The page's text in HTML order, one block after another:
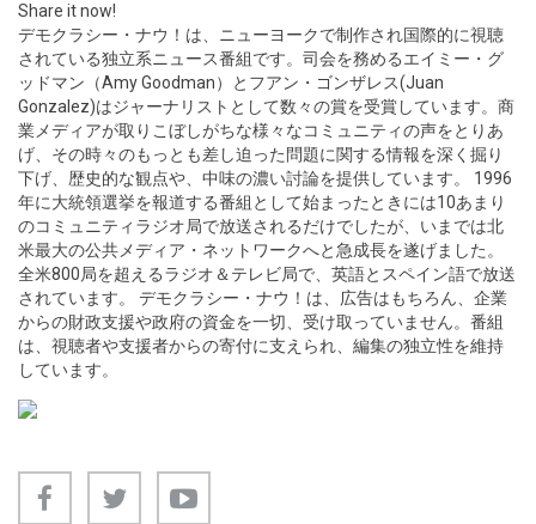
Share it now!
デモクラシー・ナウ！は、ニューヨークで制作され国際的に視聴
されている独立系ニュース番組です。司会を務めるエイミー・グ
ッドマン（Amy Goodman）とフアン・ゴンザレス(Juan
Gonzalez)はジャーナリストとして数々の賞を受賞しています。商
業メディアが取りこぼしがちな様々なコミュニティの声をとりあ
げ、その時々のもっとも差し迫った問題に関する情報を深く掘り
下げ、歴史的な観点や、中味の濃い討論を提供しています。 1996
年に大統領選挙を報道する番組として始まったときには10あまり
のコミュニティラジオ局で放送されるだけでしたが、いまでは北
米最大の公共メディア・ネットワークへと急成長を遂げました。
全米800局を超えるラジオ＆テレビ局で、英語とスペイン語で放送
されています。 デモクラシー・ナウ！は、広告はもちろん、企業
からの財政支援や政府の資金を一切、受け取っていません。番組
は、視聴者や支援者からの寄付に支えられ、編集の独立性を維持
しています。